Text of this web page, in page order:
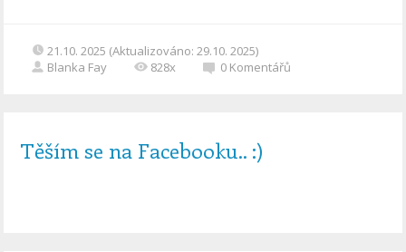
21.10. 2025 (Aktualizováno: 29.10. 2025)
Blanka Fay
828x 0 Komentářů
Těším se na Facebooku.. :)